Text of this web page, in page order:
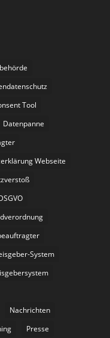
Tool
Datenpanne
Webseite
System
Nachrichten
Presse